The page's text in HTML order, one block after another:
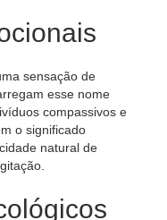
sensação de
esse nome
compassivos e
o significado
natural de